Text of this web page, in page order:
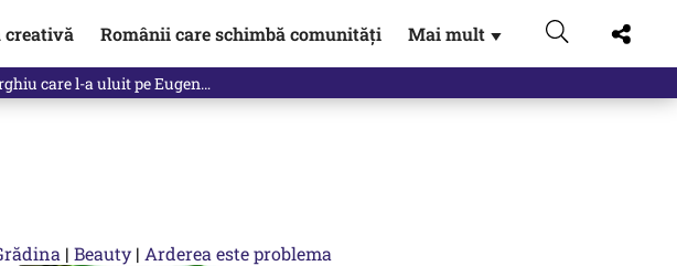
creativă Românii care schimbă comunități Mai mult ▼
pentru toți românii
| Beauty | Arderea este problema